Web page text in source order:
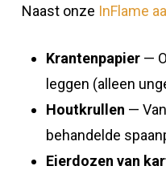
Naast onze InFlame
Krantenpapier—
leggen (alleen
Houtkrullen —
behandelde
Eierdozen van